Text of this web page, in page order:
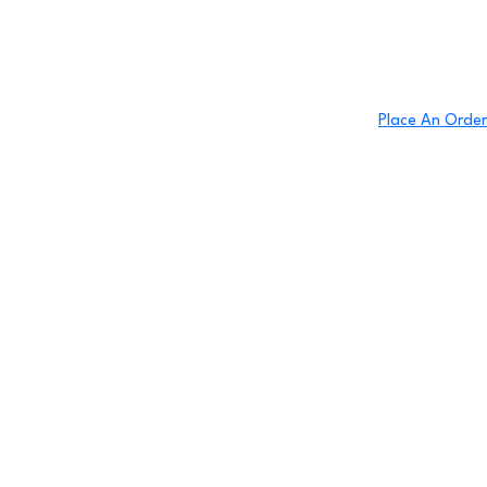
Place An Order